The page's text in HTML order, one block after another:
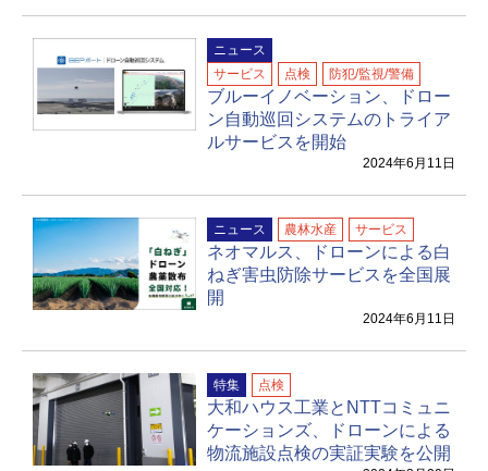
ニュース
サービス
点検 防犯/監視/警備
ブルーイノベーション、ドロー
ン自動巡回システムのトライア
ルサービスを開始
2024年6月11日
ニュース 農林水産 サービス
ネオマルス、ドローンによる白
ねぎ害虫防除サービスを全国展
開
2024年6月11日
特集 点検
大和ハウス工業とNTTコミュニ
ケーションズ、ドローンによる
物流施設点検の実証実験を公開